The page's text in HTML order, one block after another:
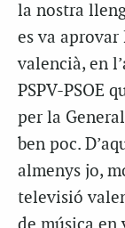
la nostra
es va aprovar
valencià, en
PSPV-PSOE
per la
ben poc.
almenys jo,
televisió